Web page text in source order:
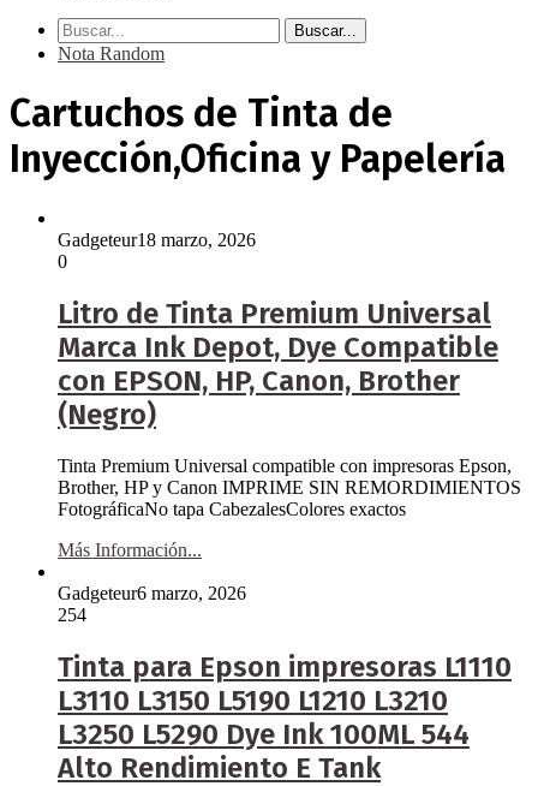
Buscar...
Nota Random
Cartuchos de Tinta de
Inyección,Oficina y Papelería
Gadgeteur18 marzo, 2026
0
Litro de Tinta Premium Universal
Marca Ink Depot, Dye Compatible
con EPSON, HP, Canon, Brother
(Negro)
Tinta Premium Universal compatible con impresoras Epson,
Brother, HP y Canon IMPRIME SIN REMORDIMIENTOS
FotográficaNo tapa CabezalesColores exactos
Más Información...
Gadgeteur6 marzo, 2026
254
Tinta para Epson impresoras L1110
L3110 L3150 L5190 L1210 L3210
L3250 L5290 Dye Ink 100ML 544
Alto Rendimiento E Tank